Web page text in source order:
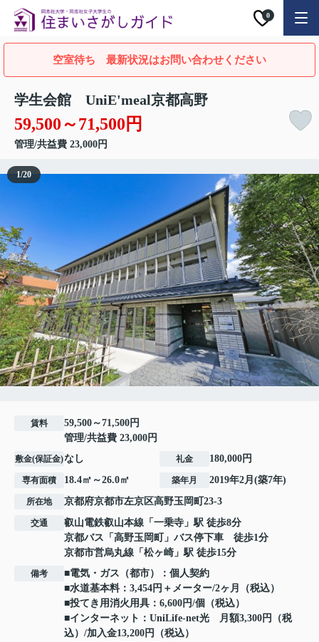
0
空室待ち 最新状況はお問い合わせください
学生会館 UniE'meal京都高野
59,500～71,500円
管理/共益費 23,000円
1/20
賃料
59,500～71,500円
管理/共益費 23,000円
敷金(保証金)なし 礼金 180,000円
専有面積 18.4㎡～26.0㎡ 築年月 2019年2月(築7年)
所在地 京都府京都市左京区高野玉岡町 23-3
交通 叡山電鉄叡山本線 「 一乗寺 」駅 徒歩8分
京都バス「高野玉岡町」バス停下車 徒歩1分
京都市営烏丸線 「 松ヶ崎 」駅 徒歩15分
備考
■電気・ガス（都市）：個人契約
■水道基本料：3,454円＋メーター/2ヶ月（税込）
■投てき用消火用具：6,600円/個（税込）
■インターネット：UniLife‐net光 月額3,300円（税
込）/加入金13,200円（税込）